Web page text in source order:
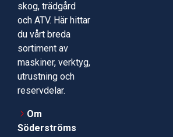
skog, trädgård
och ATV. Här hittar
du vårt breda
sortiment av
maskiner, verktyg,
utrustning och
reservdelar.
Om
Söderströms